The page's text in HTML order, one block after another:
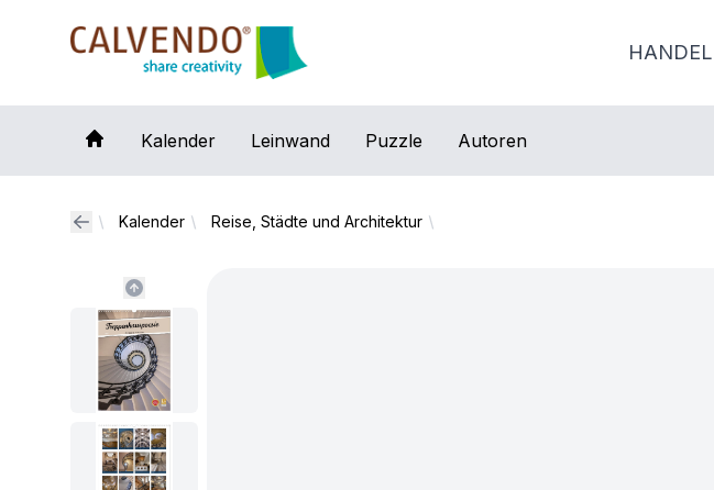
Calvendo
HANDEL
Kalender Leinwand Puzzle Autoren
Kalender Reise, Städte und Architektur